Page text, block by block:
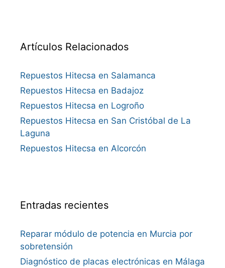
Artículos Relacionados
Repuestos Hitecsa en Salamanca
Repuestos Hitecsa en Badajoz
Repuestos Hitecsa en Logroño
Repuestos Hitecsa en San Cristóbal de La
Laguna
Repuestos Hitecsa en Alcorcón
Entradas recientes
Reparar módulo de potencia en Murcia por
sobretensión
Diagnóstico de placas electrónicas en Málaga